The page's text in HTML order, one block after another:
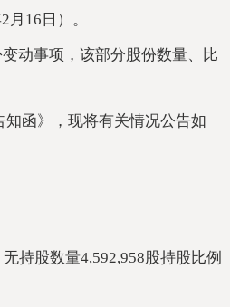
16日）。
动事项，该部分股份数量、比
函》，现将有关情况公告如
持股数量4,592,958股持股比例